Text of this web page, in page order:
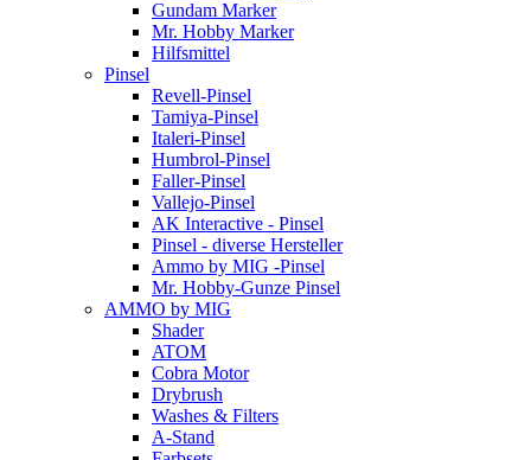
Gundam Marker
Mr. Hobby Marker
Hilfsmittel
Pinsel
Revell-Pinsel
Tamiya-Pinsel
Italeri-Pinsel
Humbrol-Pinsel
Faller-Pinsel
Vallejo-Pinsel
AK Interactive - Pinsel
Pinsel - diverse Hersteller
Ammo by MIG -Pinsel
Mr. Hobby-Gunze Pinsel
AMMO by MIG
Shader
ATOM
Cobra Motor
Drybrush
Washes & Filters
A-Stand